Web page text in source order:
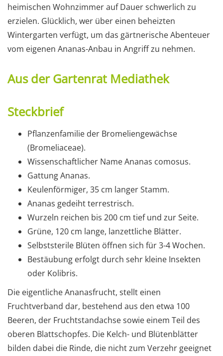
heimischen Wohnzimmer auf Dauer schwerlich zu
erzielen. Glücklich, wer über einen beheizten
Wintergarten verfügt, um das gärtnerische Abenteuer
vom eigenen Ananas-Anbau in Angriff zu nehmen.
Aus der Gartenrat Mediathek
Steckbrief
Pflanzenfamilie der Bromeliengewächse
(Bromeliaceae).
Wissenschaftlicher Name Ananas comosus.
Gattung Ananas.
Keulenförmiger, 35 cm langer Stamm.
Ananas gedeiht terrestrisch.
Wurzeln reichen bis 200 cm tief und zur Seite.
Grüne, 120 cm lange, lanzettliche Blätter.
Selbststerile Blüten öffnen sich für 3-4 Wochen.
Bestäubung erfolgt durch sehr kleine Insekten
oder Kolibris.
Die eigentliche Ananasfrucht, stellt einen
Fruchtverband dar, bestehend aus den etwa 100
Beeren, der Fruchtstandachse sowie einem Teil des
oberen Blattschopfes. Die Kelch- und Blütenblätter
bilden dabei die Rinde, die nicht zum Verzehr geeignet